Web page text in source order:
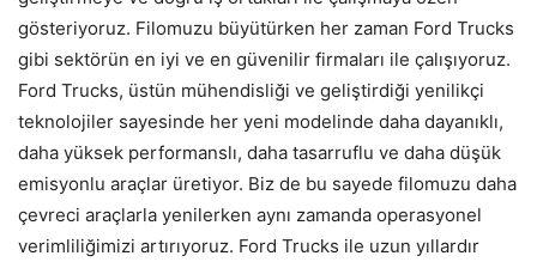
gösteriyoruz. Filomuzu büyütürken her zaman Ford Trucks
gibi sektörün en iyi ve en güvenilir firmaları ile çalışıyoruz.
Ford Trucks, üstün mühendisliği ve geliştirdiği yenilikçi
teknolojiler sayesinde her yeni modelinde daha dayanıklı,
daha yüksek performanslı, daha tasarruflu ve daha düşük
emisyonlu araçlar üretiyor. Biz de bu sayede filomuzu daha
çevreci araçlarla yenilerken aynı zamanda operasyonel
verimliliğimizi artırıyoruz. Ford Trucks ile uzun yıllardır